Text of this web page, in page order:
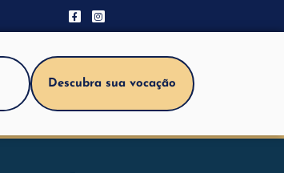
Descubra sua vocação